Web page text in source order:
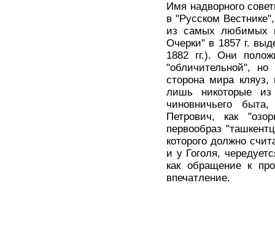
Имя надворного
в "Русском
из самых любимых
Очерки" в 1857 г.
1882 гг.). Они
"обличительной",
сторона мира кляуз,
лишь никоторые из
чиновничьего
Петрович, как
первообраз
которого должно
и у Гоголя,
как обращение к
впечатление.